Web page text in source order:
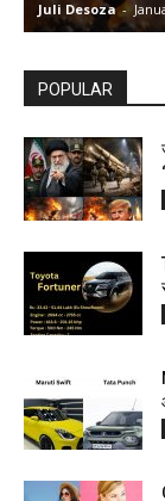
Juli Desoza -
POPULAR